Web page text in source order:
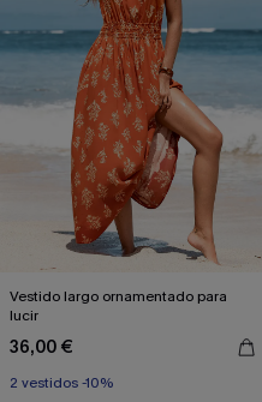
Vestido largo ornamentado para
lucir
36,00 €
2 vestidos -10%